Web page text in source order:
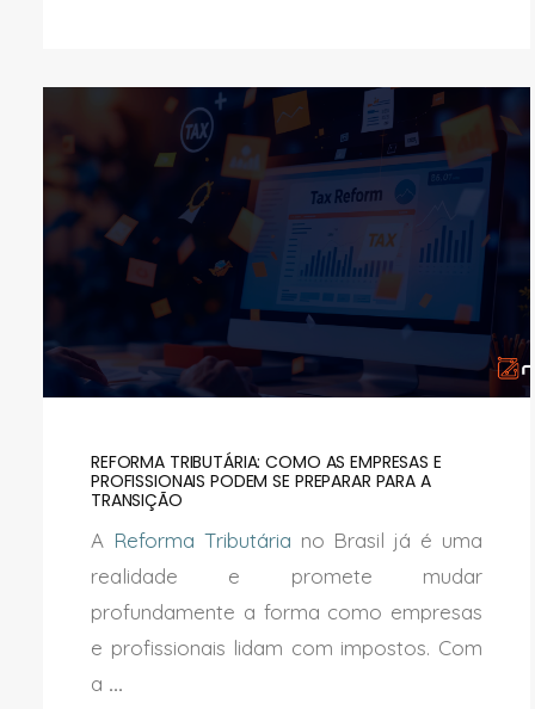
REFORMA TRIBUTÁRIA: COMO AS EMPRESAS E
PROFISSIONAIS PODEM SE PREPARAR PARA A
TRANSIÇÃO
A Reforma Tributária no Brasil já é uma
realidade e promete mudar
profundamente a forma como empresas
e profissionais lidam com impostos. Com
a ...